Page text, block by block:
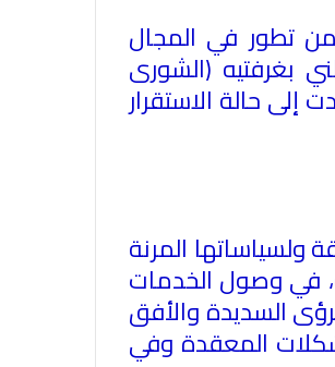
تطور في المجال
بغرفتيه (الشورى
إلى حالة الاستقرار
ولسياساتها المرنة
في وصول الخدمات
السديدة والأفق
المعقدة وفي